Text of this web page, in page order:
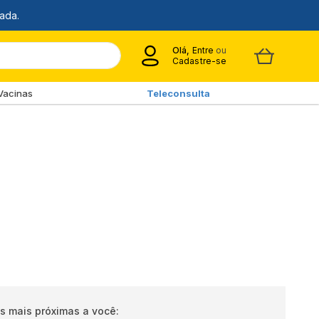
Olá, Entre ou
Cadastre-se
Teleconsulta
mais próximas a você: